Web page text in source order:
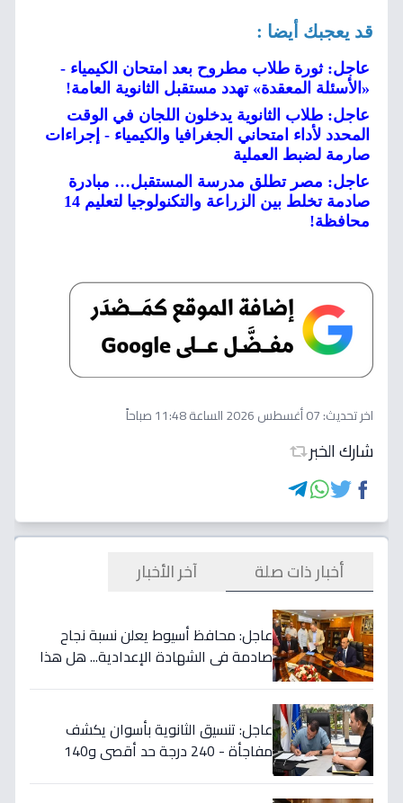
قد يعجبك أيضا :
عاجل: ثورة طلاب مطروح بعد امتحان الكيمياء -
«الأسئلة المعقدة» تهدد مستقبل الثانوية العامة!
عاجل: طلاب الثانوية يدخلون اللجان في الوقت
المحدد لأداء امتحاني الجغرافيا والكيمياء - إجراءات
صارمة لضبط العملية
عاجل: مصر تطلق مدرسة المستقبل… مبادرة
صادمة تخلط بين الزراعة والتكنولوجيا لتعليم 14
محافظة!
اخر تحديث:07 أغسطس 2026 الساعة 11:48 صباحاً
شارك الخبر
أخبار ذات صلة آخر الأخبار
عاجل: محافظ أسيوط يعلن نسبة نجاح
صادمة في الشهادة الإعدادية... هل هذا
عاجل: تنسيق الثانوية بأسوان يكشف
مفاجأة - 240 درجة حد أقصى و140